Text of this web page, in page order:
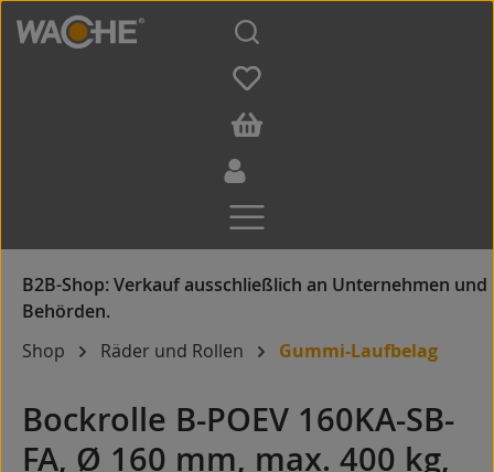
Zum Hauptinhalt springen
Shop Räder und Rollen Gummi-Laufbelag
Bockrolle B-POEV 160KA-SB-
FA, Ø 160 mm, max. 400 kg,